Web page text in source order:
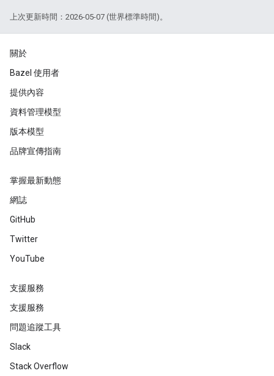
上次更新時間：2026-05-07 (世界標準時間)。
關於
Bazel 使用者
提供內容
資料管理模型
版本模型
品牌宣傳指南
掌握最新動態
網誌
GitHub
Twitter
YouTube
支援服務
支援服務
問題追蹤工具
Slack
Stack Overflow